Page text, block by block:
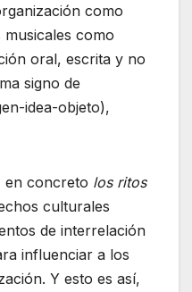
como
como
oral, escrita y no
signo de
idea-objeto),
en concreto los ritos
culturales
de interrelación
influenciar a los
Y esto es así,